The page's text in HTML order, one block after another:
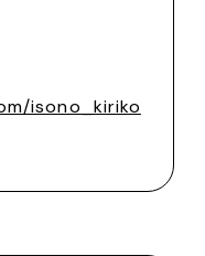
isono_kiriko